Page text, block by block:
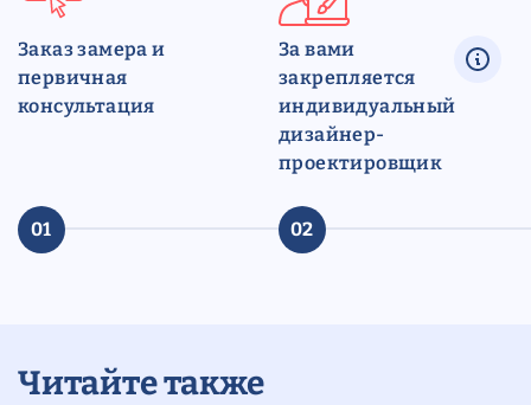
Заказ замера и
первичная
консультация
01
За вами
закрепляется
индивидуальный
дизайнер-
проектировщик
02
Читайте также